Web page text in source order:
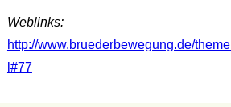
Weblinks:
http://www.bruederbewegung.de/
l#77